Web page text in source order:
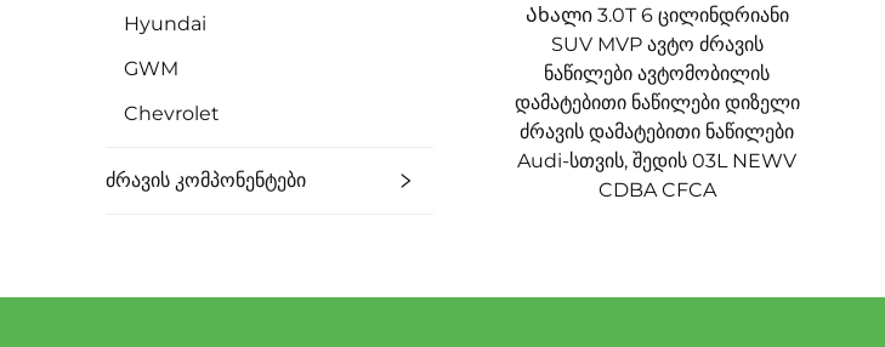
Hyundai
GWM
Chevrolet
Ძრავის Კომპონენტები
Ახალი 3.0T 6 ცილინდრიანი
SUV MVP ავტო ძრავის
ნაწილები ავტომობილის
დამატებითი ნაწილები დიზელი
ძრავის დამატებითი ნაწილები
Audi-სთვის, შედის 03L NEWV
CDBA CFCA